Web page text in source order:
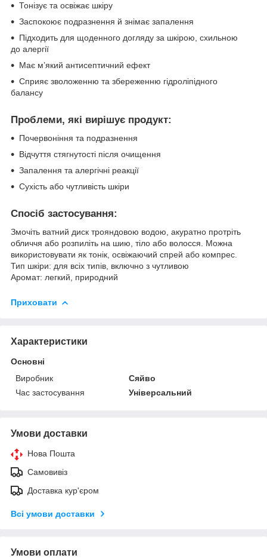
Тонізує та освіжає шкіру
Заспокоює подразнення й знімає запалення
Підходить для щоденного догляду за шкірою, схильною
до алергії
Має м’який антисептичний ефект
Сприяє зволоженню та збереженню гідроліпідного
балансу
Проблеми, які вирішує продукт:
Почервоніння та подразнення
Відчуття стягнутості після очищення
Запалення та алергічні реакції
Сухість або чутливість шкіри
Спосіб застосування:
Змочіть ватний диск трояндовою водою, акуратно протріть
обличчя або розпиліть на шию, тіло або волосся. Можна
використовувати як тонік, освіжаючий спрей або компрес.
Тип шкіри: для всіх типів, включно з чутливою
Аромат: легкий, природний
Приховати
Характеристики
Основні
Виробник
Сяйво
Час застосування
Універсальний
Умови доставки
Нова Пошта
Самовивіз
Доставка кур'єром
Всі умови доставки
Умови оплати